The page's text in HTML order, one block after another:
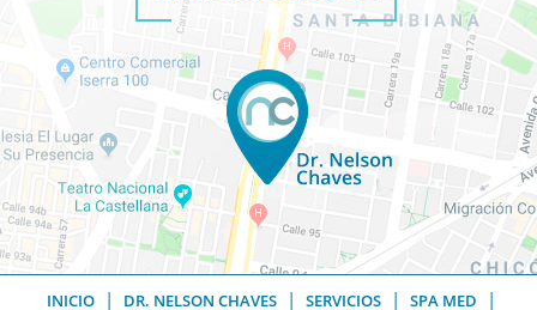
INICIO | DR. NELSON CHAVES | SERVICIOS | SPA MED |